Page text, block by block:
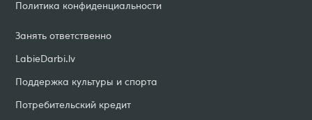
Занять ответственно
LabieDarbi.lv
Поддержка культуры и спорта
Потребительский кредит
Политика конфиденциальности